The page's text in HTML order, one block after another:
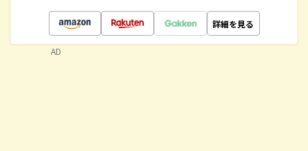
詳細を見る
AD